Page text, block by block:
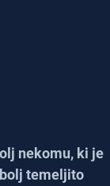
nekomu, ki je
temeljito